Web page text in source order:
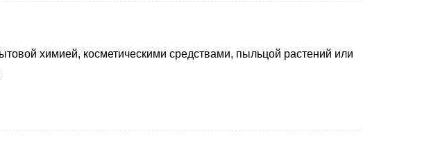
химией, косметическими средствами, пыльцой растений или